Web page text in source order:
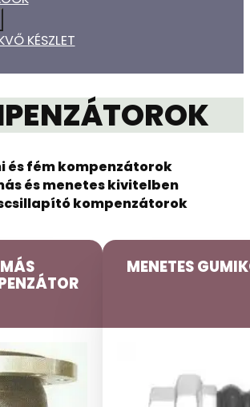
KÉSZLET
és fém kompenzátorok
és menetes kivitelben
kompenzátorok
MENETES